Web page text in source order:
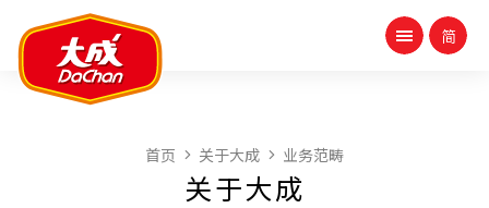
首页 关于大成 业务范畴
关于大成